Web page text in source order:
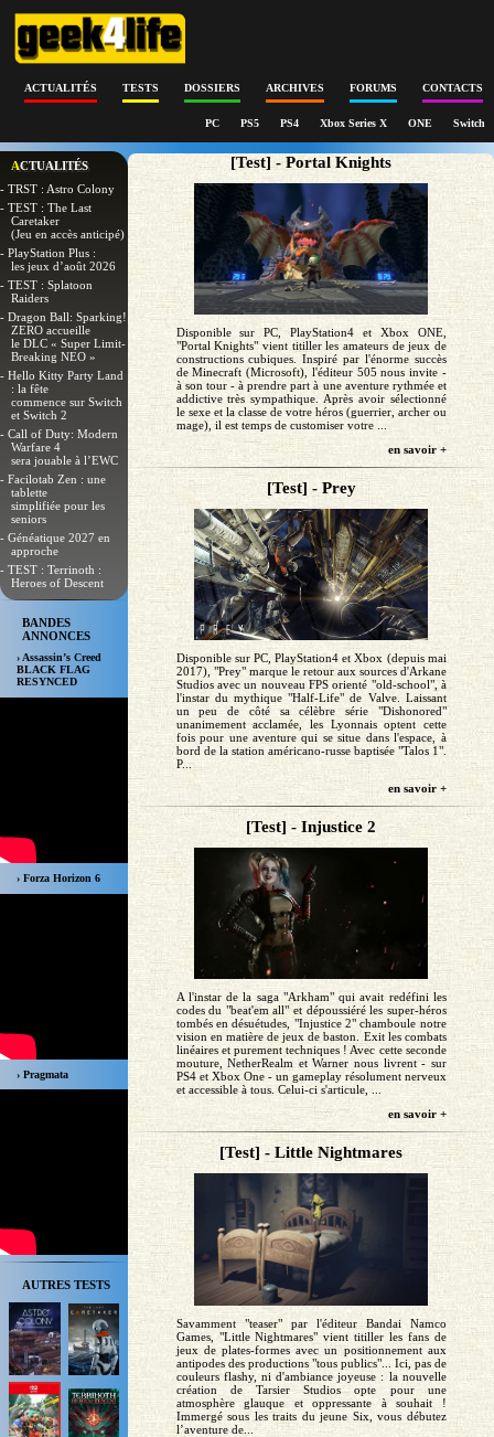
ACTUALITÉS TESTS DOSSIERS ARCHIVES FORUMS CONTACTS
PC PS5 PS4 Xbox Series X ONE Switch
ACTUALITÉS
- TRST : Astro Colony
- TEST : The Last
Caretaker
(Jeu en accès anticipé)
- PlayStation Plus :
les jeux d’août 2026
- TEST : Splatoon
Raiders
- Dragon Ball: Sparking!
ZERO accueille
le DLC « Super Limit-
Breaking NEO »
- Hello Kitty Party Land
: la fête
commence sur Switch
et Switch 2
- Call of Duty: Modern
Warfare 4
sera jouable à l’EWC
- Facilotab Zen : une
tablette
simplifiée pour les
seniors
- Généatique 2027 en
approche
- TEST : Terrinoth :
Heroes of Descent
BANDES
ANNONCES
› Assassin’s Creed
BLACK FLAG
RESYNCED
› Forza Horizon 6
› Pragmata
AUTRES TESTS
[Test] - Portal Knights
Disponible sur PC, PlayStation4 et Xbox ONE,
"Portal Knights" vient titiller les amateurs de jeux de
constructions cubiques. Inspiré par l'énorme succès
de Minecraft (Microsoft), l'éditeur 505 nous invite -
à son tour - à prendre part à une aventure rythmée et
addictive très sympathique. Après avoir sélectionné
le sexe et la classe de votre héros (guerrier, archer ou
mage), il est temps de customiser votre ...
en savoir +
[Test] - Prey
Disponible sur PC, PlayStation4 et Xbox (depuis mai
2017), "Prey" marque le retour aux sources d'Arkane
Studios avec un nouveau FPS orienté "old-school", à
l'instar du mythique "Half-Life" de Valve. Laissant
un peu de côté sa célèbre série "Dishonored"
unanimement acclamée, les Lyonnais optent cette
fois pour une aventure qui se situe dans l'espace, à
bord de la station américano-russe baptisée "Talos 1".
P...
en savoir +
[Test] - Injustice 2
A l'instar de la saga "Arkham" qui avait redéfini les
codes du "beat'em all" et dépoussiéré les super-héros
tombés en désuétudes, "Injustice 2" chamboule notre
vision en matière de jeux de baston. Exit les combats
linéaires et purement techniques ! Avec cette seconde
mouture, NetherRealm et Warner nous livrent - sur
PS4 et Xbox One - un gameplay résolument nerveux
et accessible à tous. Celui-ci s'articule, ...
en savoir +
[Test] - Little Nightmares
Savamment "teaser" par l'éditeur Bandai Namco
Games, "Little Nightmares" vient titiller les fans de
jeux de plates-formes avec un positionnement aux
antipodes des productions "tous publics"... Ici, pas de
couleurs flashy, ni d'ambiance joyeuse : la nouvelle
création de Tarsier Studios opte pour une
atmosphère glauque et oppressante à souhait !
Immergé sous les traits du jeune Six, vous débutez
l’aventure de...